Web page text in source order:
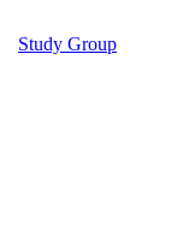
Study Group